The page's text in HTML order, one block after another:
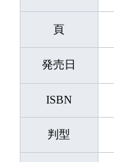
頁
発売日
ISBN
判型